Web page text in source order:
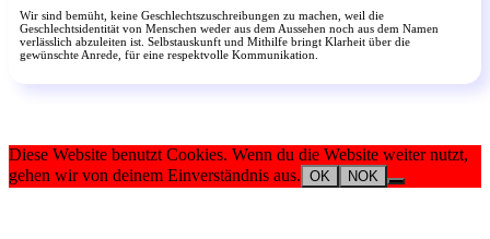
Wir sind bemüht, keine Geschlechtszuschreibungen zu machen, weil die
Geschlechtsidentität von Menschen weder aus dem Aussehen noch aus dem Namen
verlässlich abzuleiten ist. Selbstauskunft und Mithilfe bringt Klarheit über die
gewünschte Anrede, für eine respektvolle Kommunikation.
Diese Website benutzt Cookies. Wenn du die Website weiter nutzt,
gehen wir von deinem Einverständnis aus. OK NOK